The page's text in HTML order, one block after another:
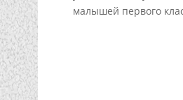
малышей первого